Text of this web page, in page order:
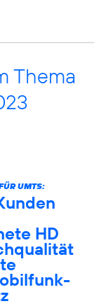
Thema
UMTS:
HD